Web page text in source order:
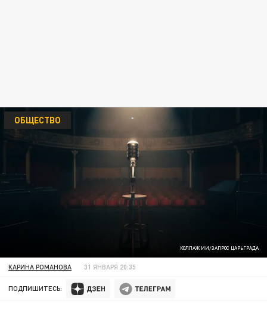
КОЛЛАЖ ИИ/ЗАПРОС ЦАРЬГРАДА
ОБЩЕСТВО
КАРИНА РОМАНОВА 31 ЯНВАРЯ 20:35
ПОДПИШИТЕСЬ: